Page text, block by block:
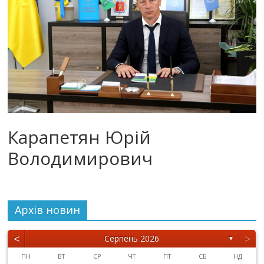
Карапетян Юрій
Володимирович
Архiв новин
< Серпень 2026 ▼ >
ПН ВТ СР ЧТ ПТ СБ НД